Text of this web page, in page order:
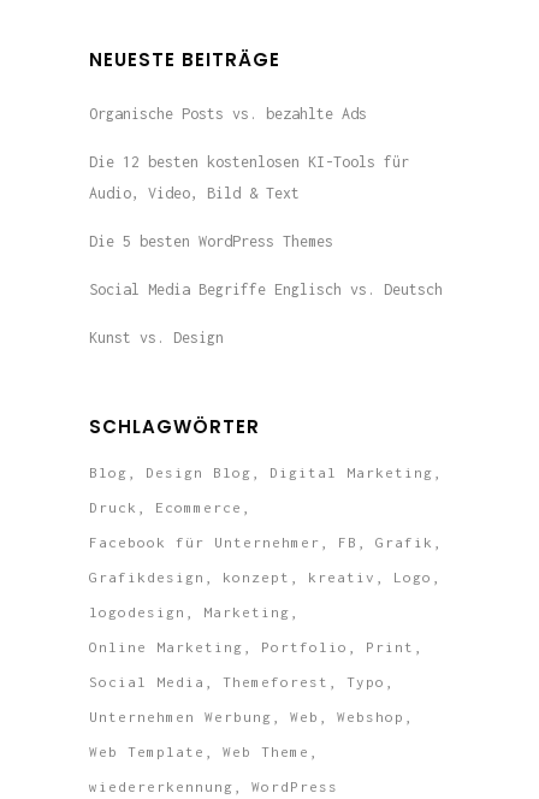
NEUESTE BEITRÄGE
Organische Posts vs. bezahlte Ads
Die 12 besten kostenlosen KI-Tools für
Audio, Video, Bild & Text
Die 5 besten WordPress Themes
Social Media Begriffe Englisch vs. Deutsch
Kunst vs. Design
SCHLAGWÖRTER
Blog Design Blog Digital Marketing
Druck Ecommerce
Facebook für Unternehmer FB Grafik
Grafikdesign konzept kreativ Logo
logodesign Marketing
Online Marketing Portfolio Print
Social Media Themeforest Typo
Unternehmen Werbung Web Webshop
Web Template Web Theme
wiedererkennung WordPress